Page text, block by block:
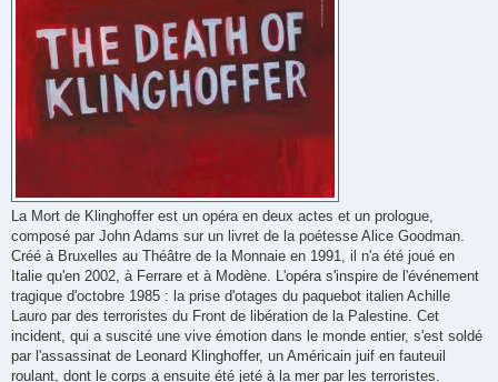
La Mort de Klinghoffer est un opéra en deux actes et un prologue,
composé par John Adams sur un livret de la poétesse Alice Goodman.
Créé à Bruxelles au Théâtre de la Monnaie en 1991, il n'a été joué en
Italie qu'en 2002, à Ferrare et à Modène. L'opéra s'inspire de l'événement
tragique d'octobre 1985 : la prise d'otages du paquebot italien Achille
Lauro par des terroristes du Front de libération de la Palestine. Cet
incident, qui a suscité une vive émotion dans le monde entier, s'est soldé
par l'assassinat de Leonard Klinghoffer, un Américain juif en fauteuil
roulant, dont le corps a ensuite été jeté à la mer par les terroristes.